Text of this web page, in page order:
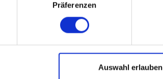
Präferenzen
Auswahl erlauben
sehr hart
40 min. / 60 min.